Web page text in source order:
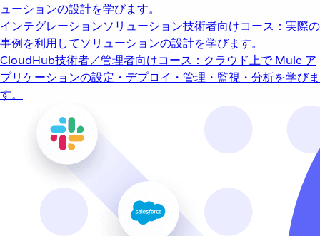
ューションの設計を学びます。
インテグレーションソリューション技術者向けコース：実際の
事例を利用してソリューションの設計を学びます。
CloudHub技術者／管理者向けコース：クラウド上で Mule ア
プリケーションの設定・デプロイ・管理・監視・分析を学びま
す。